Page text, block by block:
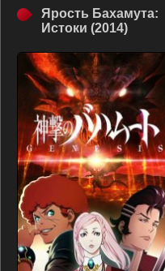
Ярость Бахамута:
Истоки (2014)